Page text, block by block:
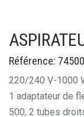
Référence:
220/240 V-1000
1 adaptateur de
500, 2 tubes